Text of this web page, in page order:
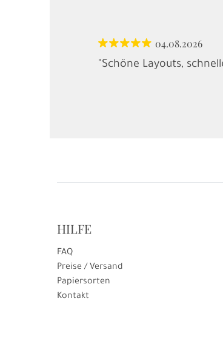
04.08.2026
"Schöne Layouts,
HILFE
FAQ
Preise / Versand
Papiersorten
Kontakt